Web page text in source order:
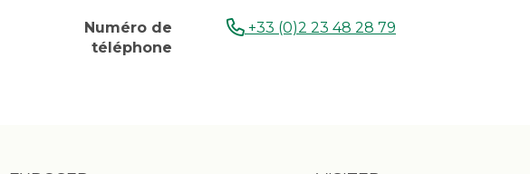
Numéro de
téléphone
+33 (0)2 23 48 28 79